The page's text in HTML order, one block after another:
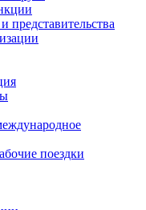
представительства
поездки